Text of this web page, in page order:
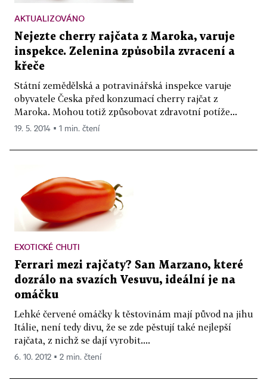
AKTUALIZOVÁNO
Nejezte cherry rajčata z Maroka, varuje
inspekce. Zelenina způsobila zvracení a
křeče
Státní zemědělská a potravinářská inspekce varuje
obyvatele Česka před konzumací cherry rajčat z
Maroka. Mohou totiž způsobovat zdravotní potíže...
19. 5. 2014 ▪ 1 min. čtení
EXOTICKÉ CHUTI
Ferrari mezi rajčaty? San Marzano, které
dozrálo na svazích Vesuvu, ideální je na
omáčku
Lehké červené omáčky k těstovinám mají původ na jihu
Itálie, není tedy divu, že se zde pěstují také nejlepší
rajčata, z nichž se dají vyrobit....
6. 10. 2012 ▪ 2 min. čtení